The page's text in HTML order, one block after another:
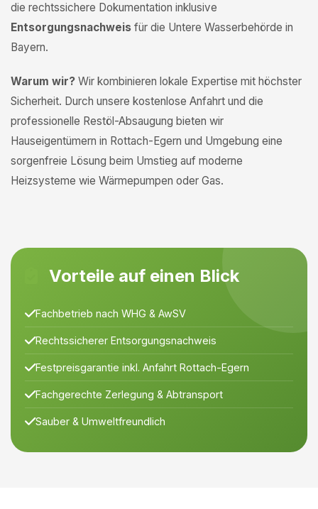
die rechtssichere Dokumentation inklusive
Entsorgungsnachweis für die Untere Wasserbehörde in
Bayern.
Warum wir? Wir kombinieren lokale Expertise mit höchster
Sicherheit. Durch unsere kostenlose Anfahrt und die
professionelle Restöl-Absaugung bieten wir
Hauseigentümern in Rottach-Egern und Umgebung eine
sorgenfreie Lösung beim Umstieg auf moderne
Heizsysteme wie Wärmepumpen oder Gas.
Vorteile auf einen Blick
Fachbetrieb nach WHG & AwSV
Rechtssicherer Entsorgungsnachweis
Festpreisgarantie inkl. Anfahrt Rottach-Egern
Fachgerechte Zerlegung & Abtransport
Sauber & Umweltfreundlich